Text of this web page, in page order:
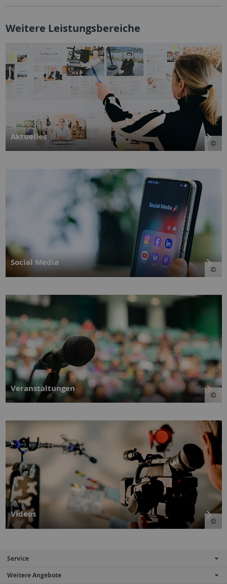
Weitere Leistungsbereiche
Aktuelles
Social Media
Veranstaltungen
Videos
Service
Weitere Angebote